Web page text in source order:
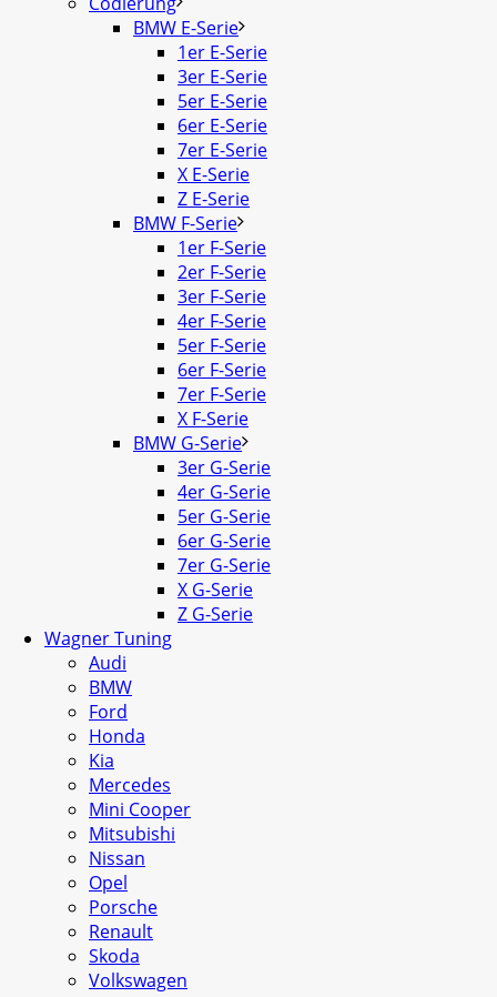
BMW E-Serie
1er E-Serie
3er E-Serie
5er E-Serie
6er E-Serie
7er E-Serie
X E-Serie
Z E-Serie
BMW F-Serie
1er F-Serie
2er F-Serie
3er F-Serie
4er F-Serie
5er F-Serie
6er F-Serie
7er F-Serie
X F-Serie
BMW G-Serie
3er G-Serie
4er G-Serie
5er G-Serie
6er G-Serie
7er G-Serie
X G-Serie
Z G-Serie
Wagner Tuning
Audi
BMW
Ford
Honda
Kia
Mercedes
Mini Cooper
Mitsubishi
Nissan
Opel
Porsche
Renault
Skoda
Volkswagen